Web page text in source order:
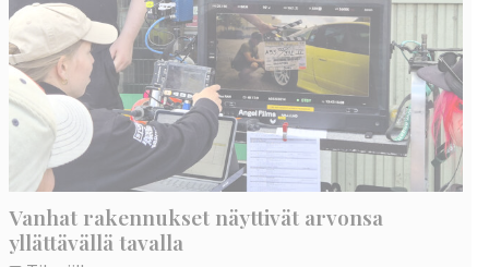
Vanhat rakennukset näyttivät arvonsa
yllättävällä tavalla